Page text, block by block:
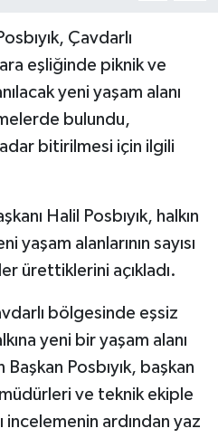
Çavdarlı
eşliğinde piknik ve
yeni yaşam alanı
bulundu,
bitirilmesi için ilgili
Halil Posbıyık, halkın
alanlarının sayısı
ürettiklerini açıkladı.
bölgesinde eşsiz
yeni bir yaşam alanı
Başkan Posbıyık, başkan
ve teknik ekiple
incelemenin ardından yaz